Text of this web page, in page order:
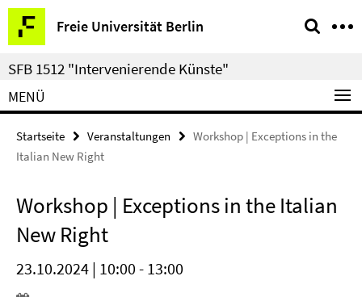
Springe
direkt
zu
Inhalt
Freie Universität Berlin
Service-
Navigation
SFB 1512 "Intervenierende Künste"
MENÜ
Startseite Veranstaltungen
Workshop | Exceptions in the
Italian New Right
Workshop | Exceptions in the Italian
New Right
23.10.2024 | 10:00 - 13:00